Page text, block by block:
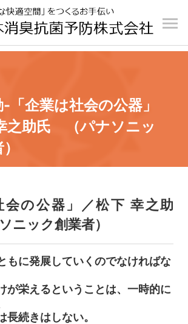
「企業は社会の公器」
之助氏 （パナソニッ
会の公器」／松下 幸之助
ック創業者）
もに発展していくのでなければな
が栄えるということは、一時的に
長続きはしない。